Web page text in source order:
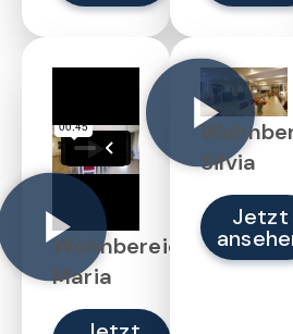
Wohnbereich
Maria
Silvia
Jetzt